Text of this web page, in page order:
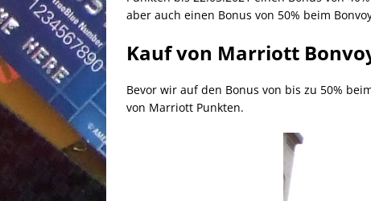
aber auch einen Bonus von 50% beim
Kauf von Marriott
Bevor wir auf den Bonus von bis zu 50%
von Marriott Punkten.